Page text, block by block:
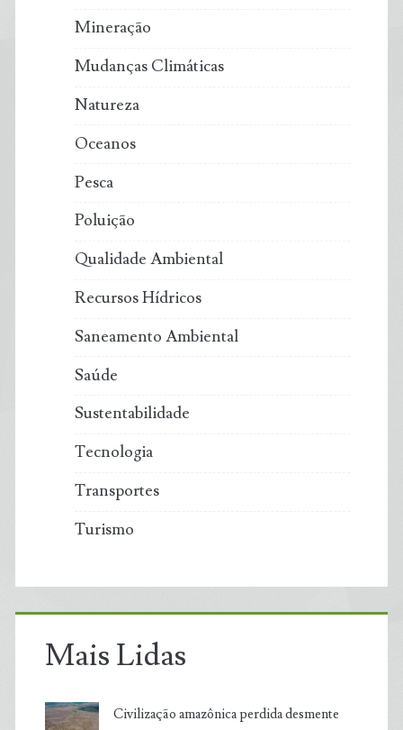
Mineração
Mudanças Climáticas
Natureza
Oceanos
Pesca
Poluição
Qualidade Ambiental
Recursos Hídricos
Saneamento Ambiental
Saúde
Sustentabilidade
Tecnologia
Transportes
Turismo
Mais Lidas
Civilização amazônica perdida desmente